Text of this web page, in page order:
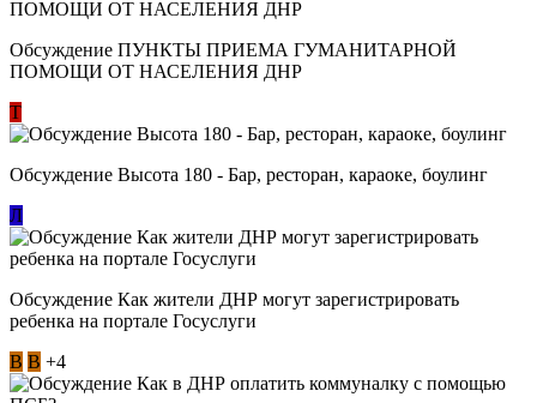
Обсуждение ​ПУНКТЫ ПРИЕМА ГУМАНИТАРНОЙ
ПОМОЩИ ОТ НАСЕЛЕНИЯ ДНР
Т
Обсуждение Высота 180 - Бар, ресторан, караоке, боулинг
Л
Обсуждение Как жители ДНР могут зарегистрировать
ребенка на портале Госуслуги
В В +4